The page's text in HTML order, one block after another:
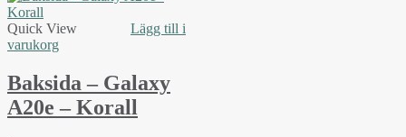
Quick View
Lägg till i
varukorg
Baksida – Galaxy
A20e – Korall